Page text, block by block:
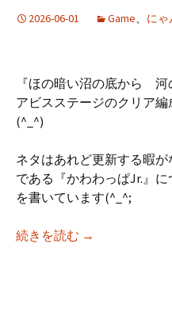
2026-06-01 Game、 に
『ほの暗い沼の底から
アビスステージのクリア
(^_^)
ネタはあれど更新する暇
である『かわわっぱJr.』
を書いています(^_^;
続きを読む にゃんこ大戦
→